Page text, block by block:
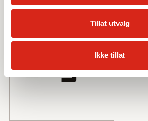
Tillat utvalg
Ikke tillat